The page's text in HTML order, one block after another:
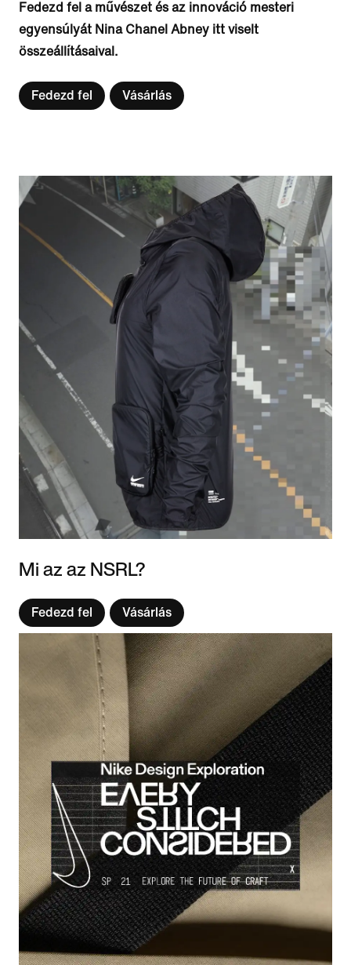
Fedezd fel a művészet és az innováció mesteri
egyensúlyát Nina Chanel Abney itt viselt
összeállításaival.
Fedezd fel Vásárlás
Mi az az NSRL?
Fedezd fel Vásárlás